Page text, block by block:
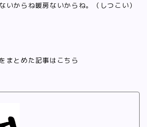
いからね暖房ないからね。（しつこい）
まとめた記事はこちら